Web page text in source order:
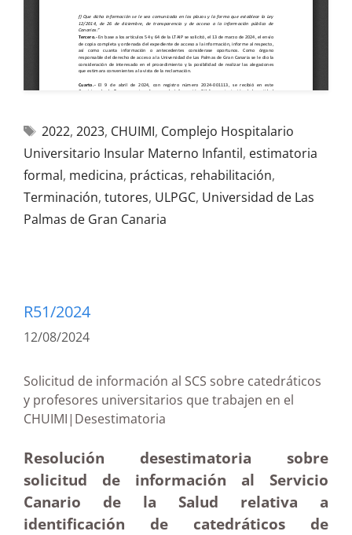
2022, 2023, CHUIMI, Complejo Hospitalario
Universitario Insular Materno Infantil, estimatoria
formal, medicina, prácticas, rehabilitación,
Terminación, tutores, ULPGC, Universidad de Las
Palmas de Gran Canaria
R51/2024
12/08/2024
Solicitud de información al SCS sobre catedráticos
y profesores universitarios que trabajen en el
CHUIMI|Desestimatoria
Resolución desestimatoria sobre
solicitud de información al Servicio
Canario de la Salud relativa a
identificación de catedráticos de